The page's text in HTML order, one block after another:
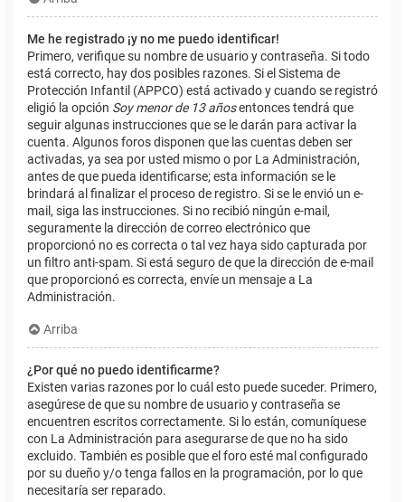
Me he registrado ¡y no me puedo identificar!
Primero, verifique su nombre de usuario y contraseña. Si todo
está correcto, hay dos posibles razones. Si el Sistema de
Protección Infantil (APPCO) está activado y cuando se registró
eligió la opción Soy menor de 13 añosentonces tendrá que
seguir algunas instrucciones que se le darán para activar la
cuenta. Algunos foros disponen que las cuentas deben ser
activadas, ya sea por usted mismo o por La Administración,
antes de que pueda identificarse; esta información se le
brindará al finalizar el proceso de registro. Si se le envió un e-
mail, siga las instrucciones. Si no recibió ningún e-mail,
seguramente la dirección de correo electrónico que
proporcionó no es correcta o tal vez haya sido capturada por
un filtro anti-spam. Si está seguro de que la dirección de e-mail
que proporcionó es correcta, envíe un mensaje a La
Administración.
Arriba
¿Por qué no puedo identificarme?
Existen varias razones por lo cuál esto puede suceder. Primero,
asegúrese de que su nombre de usuario y contraseña se
encuentren escritos correctamente. Si lo están, comuníquese
con La Administración para asegurarse de que no ha sido
excluido. También es posible que el foro esté mal configurado
por su dueño y/o tenga fallos en la programación, por lo que
necesitaría ser reparado.